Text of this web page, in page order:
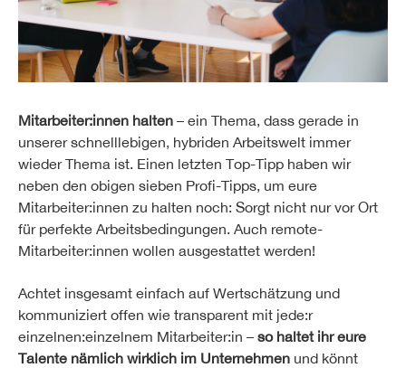
Mitarbeiter:innen halten – ein Thema, dass gerade in
unserer schnelllebigen, hybriden Arbeitswelt immer
wieder Thema ist. Einen letzten Top-Tipp haben wir
neben den obigen sieben Profi-Tipps, um eure
Mitarbeiter:innen zu halten noch: Sorgt nicht nur vor Ort
für perfekte Arbeitsbedingungen. Auch remote-
Mitarbeiter:innen wollen ausgestattet werden!
Achtet insgesamt einfach auf Wertschätzung und
kommuniziert offen wie transparent mit jede:r
einzelnen:einzelnem Mitarbeiter:in – so haltet ihr eure
Talente nämlich wirklich im Unternehmen und könnt